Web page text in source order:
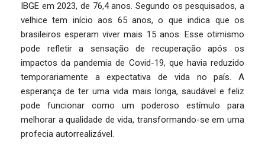
IBGE em 2023, de 76,4 anos. Segundo os pesquisados, a
velhice tem início aos 65 anos, o que indica que os
brasileiros esperam viver mais 15 anos. Esse otimismo
pode refletir a sensação de recuperação após os
impactos da pandemia de Covid-19, que havia reduzido
temporariamente a expectativa de vida no país. A
esperança de ter uma vida mais longa, saudável e feliz
pode funcionar como um poderoso estímulo para
melhorar a qualidade de vida, transformando-se em uma
profecia autorrealizável.